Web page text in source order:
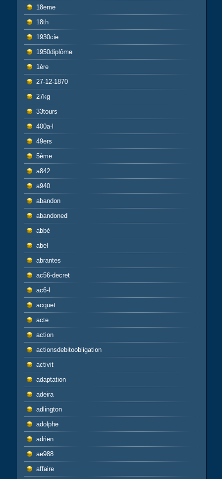
18eme
18th
1930cie
1950diplôme
1ère
27-12-1870
27kg
33tours
400a-l
49ers
5ème
a842
a940
abandon
abandoned
abbé
abel
abrantes
ac56-decret
ac6-l
acquet
acte
action
actionsdebitoobligation
activit
adaptation
adeira
adlington
adolphe
adrien
ae988
affaire